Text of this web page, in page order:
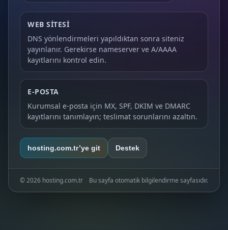
WEB SITESI
DNS yönlendirmeleri yapıldıktan sonra siteniz
yayınlanır. Gerekirse nameserver ve A/AAAA
kayıtlarını kontrol edin.
E‑POSTA
Kurumsal e‑posta için MX, SPF, DKIM ve DMARC
kayıtlarını tanımlayın; teslimat sorunlarını azaltın.
hosting.com.tr’ye git Destek
©2026 hosting.com.tr Bu sayfa otomatik bilgilendirme sayfasıdır.